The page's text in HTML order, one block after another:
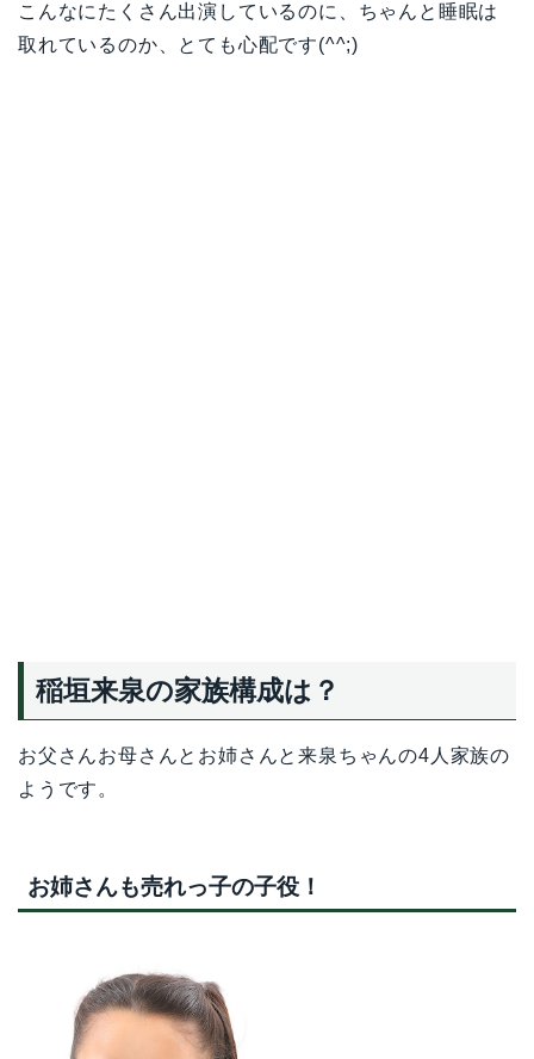
こんなにたくさん出演しているのに、ちゃんと睡眠は
取れているのか、とても心配です(^^;)
稲垣来泉の家族構成は？
お父さんお母さんとお姉さんと来泉ちゃんの4人家族の
ようです。
お姉さんも売れっ子の子役！